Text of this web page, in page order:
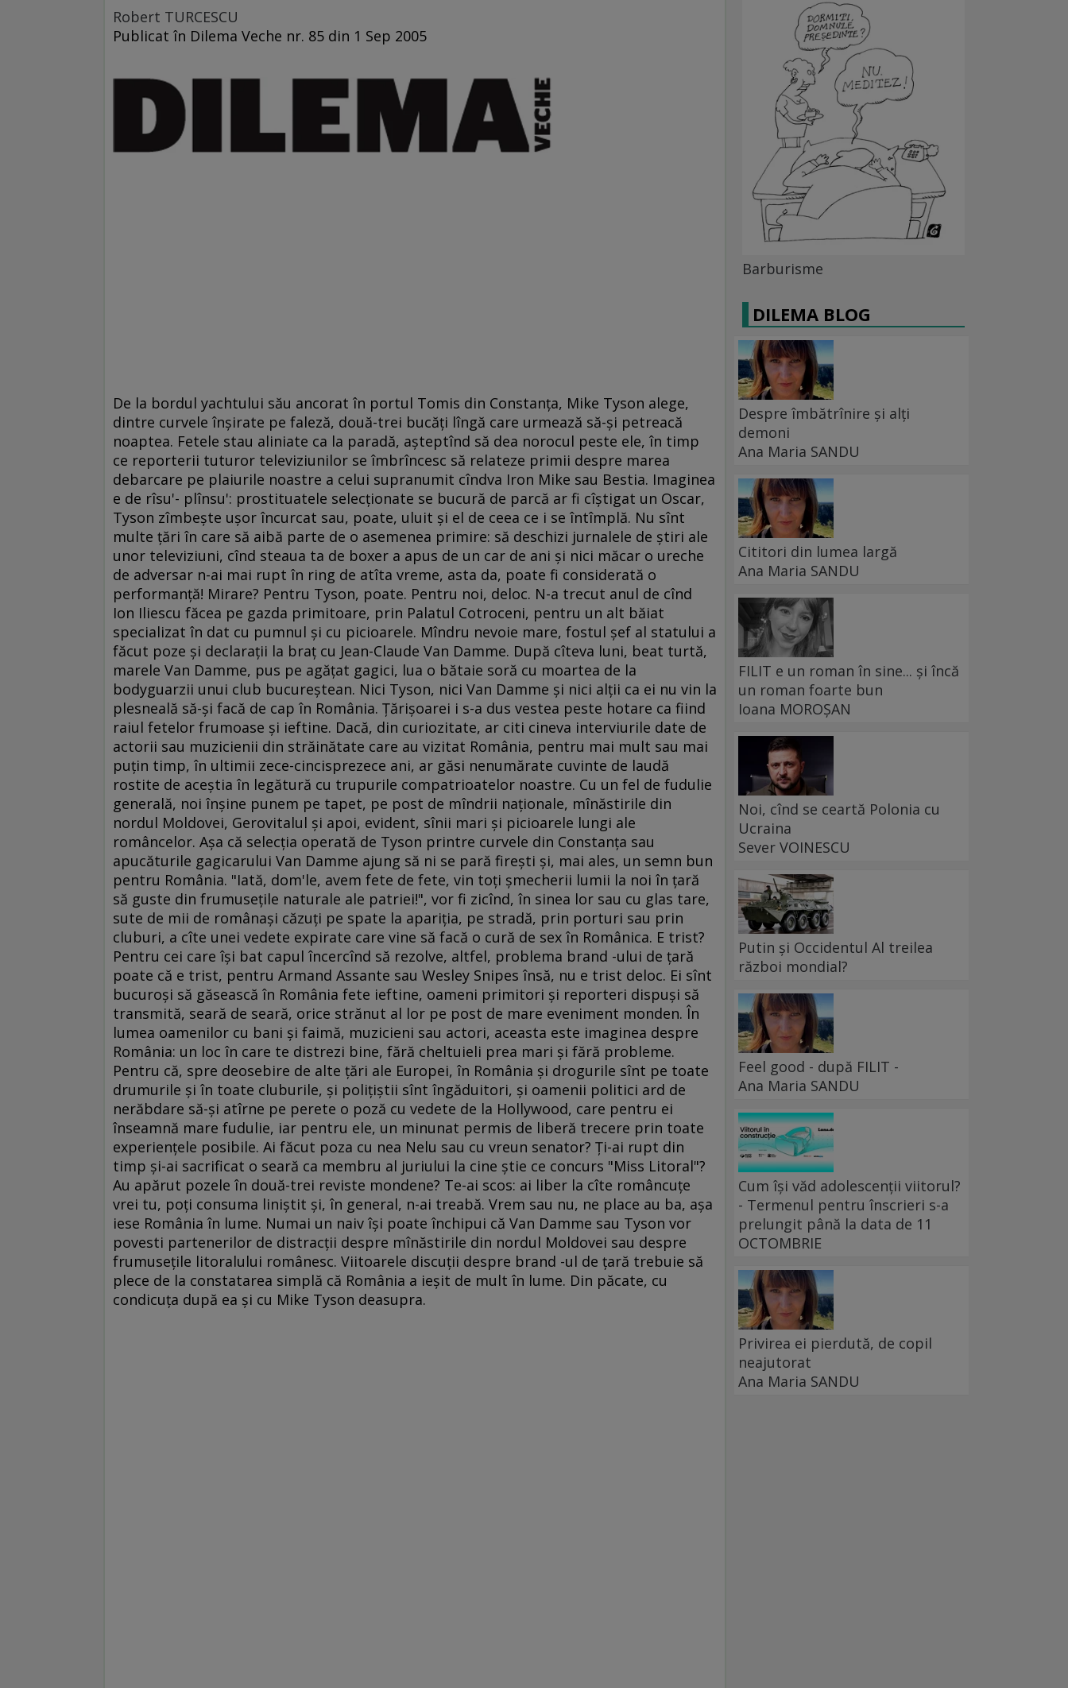
Robert TURCESCU
Publicat în Dilema Veche nr. 85 din 1 Sep 2005
De la bordul yachtului său ancorat în portul Tomis din Constanţa, Mike Tyson alege,
dintre curvele înşirate pe faleză, două-trei bucăţi lîngă care urmează să-şi petreacă
noaptea. Fetele stau aliniate ca la paradă, aşteptînd să dea norocul peste ele, în timp
ce reporterii tuturor televiziunilor se îmbrîncesc să relateze primii despre marea
debarcare pe plaiurile noastre a celui supranumit cîndva Iron Mike sau Bestia. Imaginea
e de rîsu'- plînsu': prostituatele selecţionate se bucură de parcă ar fi cîştigat un Oscar,
Tyson zîmbeşte uşor încurcat sau, poate, uluit şi el de ceea ce i se întîmplă. Nu sînt
multe ţări în care să aibă parte de o asemenea primire: să deschizi jurnalele de ştiri ale
unor televiziuni, cînd steaua ta de boxer a apus de un car de ani şi nici măcar o ureche
de adversar n-ai mai rupt în ring de atîta vreme, asta da, poate fi considerată o
performanţă! Mirare? Pentru Tyson, poate. Pentru noi, deloc. N-a trecut anul de cînd
Ion Iliescu făcea pe gazda primitoare, prin Palatul Cotroceni, pentru un alt băiat
specializat în dat cu pumnul şi cu picioarele. Mîndru nevoie mare, fostul şef al statului a
făcut poze şi declaraţii la braţ cu Jean-Claude Van Damme. După cîteva luni, beat turtă,
marele Van Damme, pus pe agăţat gagici, lua o bătaie soră cu moartea de la
bodyguarzii unui club bucureştean. Nici Tyson, nici Van Damme şi nici alţii ca ei nu vin la
plesneală să-şi facă de cap în România. Ţărişoarei i s-a dus vestea peste hotare ca fiind
raiul fetelor frumoase şi ieftine. Dacă, din curiozitate, ar citi cineva interviurile date de
actorii sau muzicienii din străinătate care au vizitat România, pentru mai mult sau mai
puţin timp, în ultimii zece-cincisprezece ani, ar găsi nenumărate cuvinte de laudă
rostite de aceştia în legătură cu trupurile compatrioatelor noastre. Cu un fel de fudulie
generală, noi înşine punem pe tapet, pe post de mîndrii naţionale, mînăstirile din
nordul Moldovei, Gerovitalul şi apoi, evident, sînii mari şi picioarele lungi ale
româncelor. Aşa că selecţia operată de Tyson printre curvele din Constanţa sau
apucăturile gagicarului Van Damme ajung să ni se pară fireşti şi, mai ales, un semn bun
pentru România. "Iată, dom'le, avem fete de fete, vin toţi şmecherii lumii la noi în ţară
să guste din frumuseţile naturale ale patriei!", vor fi zicînd, în sinea lor sau cu glas tare,
sute de mii de românaşi căzuţi pe spate la apariţia, pe stradă, prin porturi sau prin
cluburi, a cîte unei vedete expirate care vine să facă o cură de sex în Românica. E trist?
Pentru cei care îşi bat capul încercînd să rezolve, altfel, problema brand -ului de ţară
poate că e trist, pentru Armand Assante sau Wesley Snipes însă, nu e trist deloc. Ei sînt
bucuroşi să găsească în România fete ieftine, oameni primitori şi reporteri dispuşi să
transmită, seară de seară, orice strănut al lor pe post de mare eveniment monden. În
lumea oamenilor cu bani şi faimă, muzicieni sau actori, aceasta este imaginea despre
România: un loc în care te distrezi bine, fără cheltuieli prea mari şi fără probleme.
Pentru că, spre deosebire de alte ţări ale Europei, în România şi drogurile sînt pe toate
drumurile şi în toate cluburile, şi poliţiştii sînt îngăduitori, şi oamenii politici ard de
nerăbdare să-şi atîrne pe perete o poză cu vedete de la Hollywood, care pentru ei
înseamnă mare fudulie, iar pentru ele, un minunat permis de liberă trecere prin toate
experienţele posibile. Ai făcut poza cu nea Nelu sau cu vreun senator? Ţi-ai rupt din
timp şi-ai sacrificat o seară ca membru al juriului la cine ştie ce concurs "Miss Litoral"?
Au apărut pozele în două-trei reviste mondene? Te-ai scos: ai liber la cîte româncuţe
vrei tu, poţi consuma liniştit şi, în general, n-ai treabă. Vrem sau nu, ne place au ba, aşa
iese România în lume. Numai un naiv îşi poate închipui că Van Damme sau Tyson vor
povesti partenerilor de distracţii despre mînăstirile din nordul Moldovei sau despre
frumuseţile litoralului românesc. Viitoarele discuţii despre brand -ul de ţară trebuie să
plece de la constatarea simplă că România a ieşit de mult în lume. Din păcate, cu
condicuţa după ea şi cu Mike Tyson deasupra.
Barburisme
DILEMA BLOG
Despre îmbătrînire și alți
demoni
Ana Maria SANDU
Cititori din lumea largă
Ana Maria SANDU
FILIT e un roman în sine... și încă
un roman foarte bun
Ioana MOROȘAN
Noi, cînd se ceartă Polonia cu
Ucraina
Sever VOINESCU
Putin și Occidentul Al treilea
război mondial?
Feel good - după FILIT -
Ana Maria SANDU
Cum își văd adolescenții viitorul?
- Termenul pentru înscrieri s-a
prelungit până la data de 11
OCTOMBRIE
Privirea ei pierdută, de copil
neajutorat
Ana Maria SANDU